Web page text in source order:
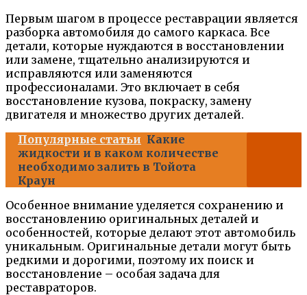
Первым шагом в процессе реставрации является
разборка автомобиля до самого каркаса. Все
детали, которые нуждаются в восстановлении
или замене, тщательно анализируются и
исправляются или заменяются
профессионалами. Это включает в себя
восстановление кузова, покраску, замену
двигателя и множество других деталей.
Популярные статьи Какие
жидкости и в каком количестве
необходимо залить в Тойота
Краун
Особенное внимание уделяется сохранению и
восстановлению оригинальных деталей и
особенностей, которые делают этот автомобиль
уникальным. Оригинальные детали могут быть
редкими и дорогими, поэтому их поиск и
восстановление – особая задача для
реставраторов.